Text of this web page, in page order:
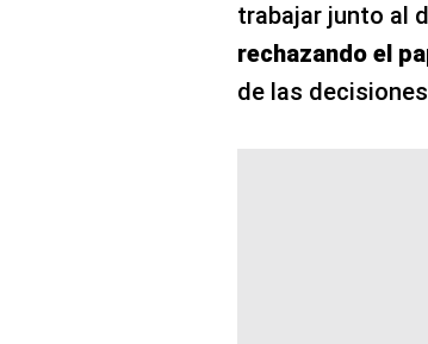
trabajar junto al
rechazando el
de las